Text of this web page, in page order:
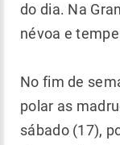
do dia. Na
névoa e
No fim de
polar as
sábado (17),